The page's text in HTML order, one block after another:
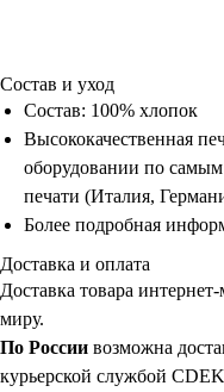
Состав и уход
Состав: 100% хлопок
Высококачественная
оборудовании по
печати (Италия,
Более подробная
Доставка и оплата
Доставка товара
миру.
По России возможна
курьерской службой